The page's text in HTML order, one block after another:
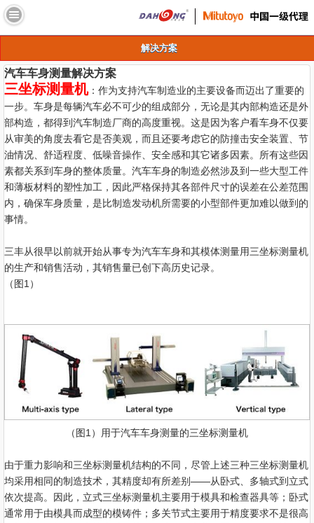
解决方案
汽车车身测量解决方案
三坐标测量机：作为支持汽车制造业的主要设备而迈出了重要的
一步。车身是每辆汽车必不可少的组成部分，无论是其内部构造还是外
部构造，都得到汽车制造厂商的高度重视。这是因为客户看车身不仅要
从审美的角度去看它是否美观，而且还要考虑它的防撞击安全装置、节
油情况、舒适程度、低噪音操作、安全感和其它诸多因素。所有这些因
素都关系到车身的整体质量。汽车车身的制造必然涉及到一些大型工件
和薄板材料的塑性加工，因此严格保持其各部件尺寸的误差在公差范围
内，确保车身质量，是比制造发动机所需要的小型部件更加难以做到的
事情。
三丰从很早以前就开始从事专为汽车车身和其模体测量用三坐标测量机
的生产和销售活动，其销售量已创下高历史记录。
（图1）
（图1）用于汽车车身测量的三坐标测量机
由于重力影响和三坐标测量机结构的不同，尽管上述三种三坐标测量机
均采用相同的制造技术，其精度却有所差别——从卧式、多轴式到立式
依次提高。因此，立式三坐标测量机主要用于模具和检查器具等；卧式
通常用于由模具而成型的模铸件；多关节式主要用于精度要求不是很高
//